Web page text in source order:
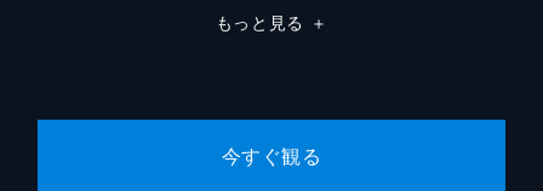
もっと見る ＋
今すぐ観る